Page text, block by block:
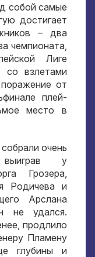
собой самые
достигает
– два
чемпионата,
Лиге
со взлетами
от
плей-
место в
очень
выиграв у
Грозера,
Родичева и
Арслана
не удался.
продлило
Пламену
глубины и